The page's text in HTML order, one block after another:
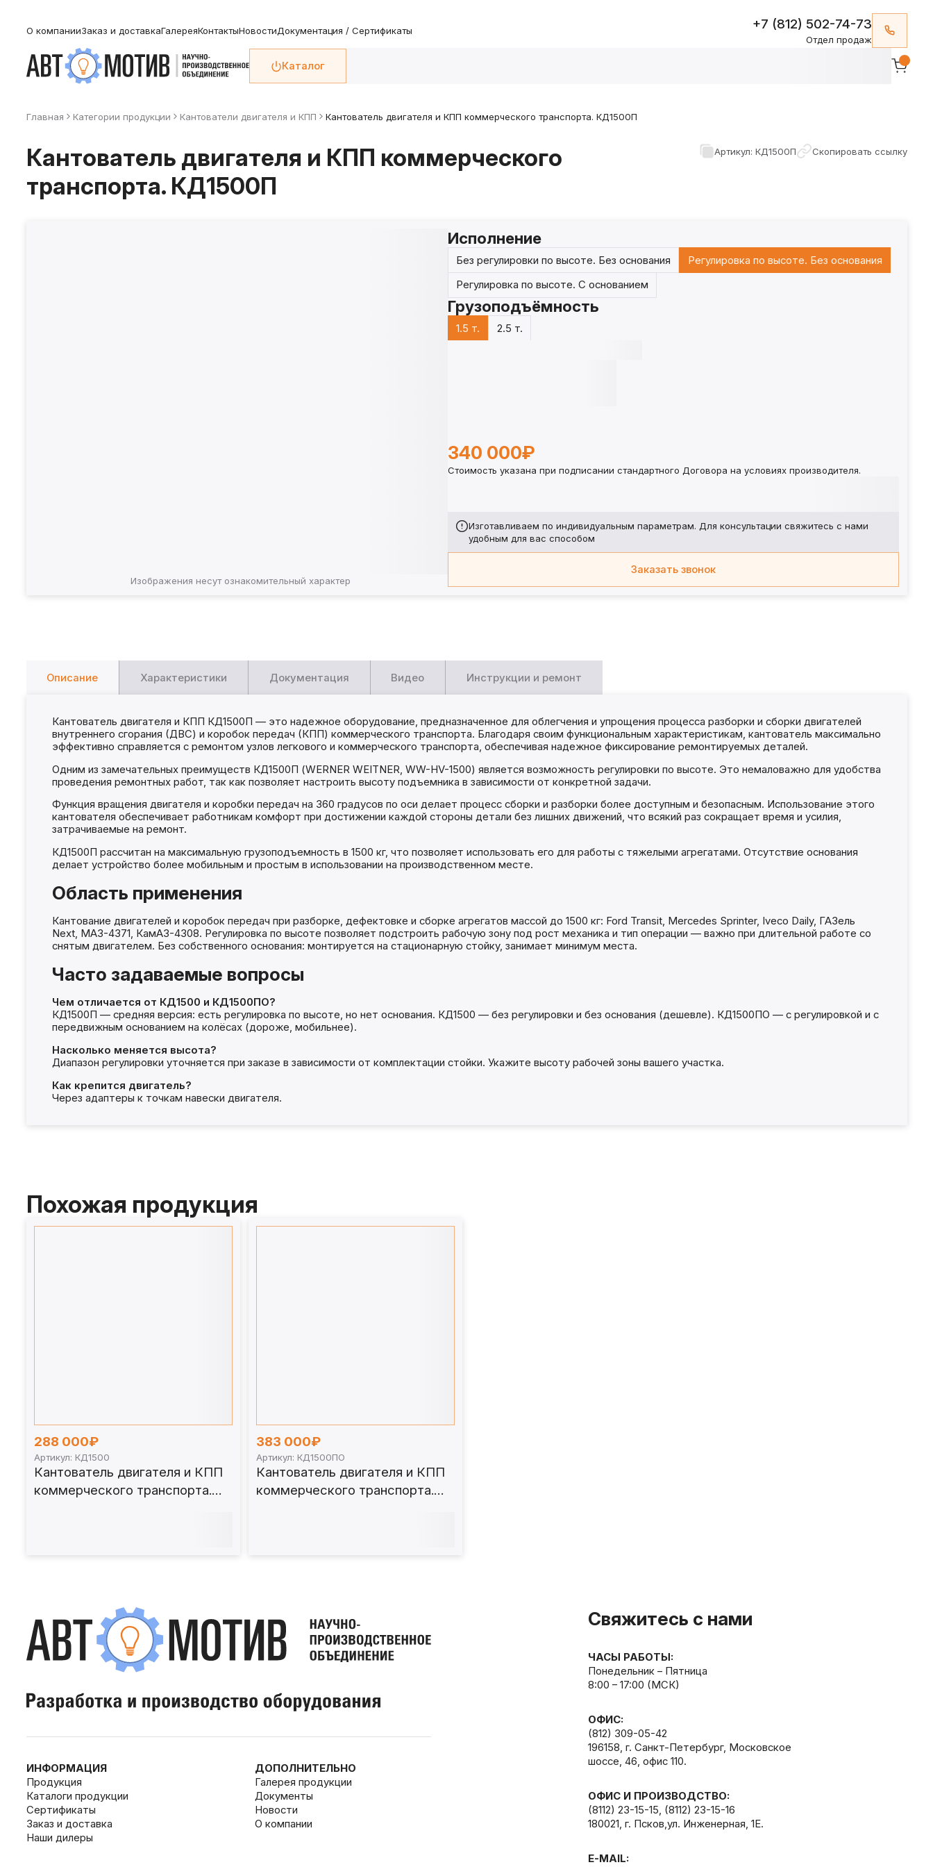
О компанииЗаказ и доставкаГалереяКонтактыНовостиДокументация / Сертификаты +7 (812) 502-74-73
Отдел продаж
Каталог
Главная Категории продукции Кантователи двигателя и КПП Кантователь двигателя и КПП коммерческого транспорта. КД1500П
Кантователь двигателя и КПП коммерческого
транспорта. КД1500П
Артикул: КД1500П Скопировать ссылку
Изображения несут ознакомительный характер
Исполнение
Без регулировки по высоте. Без основания
Регулировка по высоте. Без основания
Регулировка по высоте. С основанием
Грузоподъёмность
1.5 т. 2.5 т.
340 000₽
Стоимость указана при подписании стандартного Договора на условиях производителя.
Изготавливаем по индивидуальным параметрам. Для консультации свяжитесь с нами
удобным для вас способом
Заказать звонок
Описание Характеристики Документация Видео Инструкции и ремонт
Кантователь двигателя и КПП КД1500П — это надежное оборудование, предназначенное для облегчения и упрощения процесса разборки и сборки двигателей
внутреннего сгорания (ДВС) и коробок передач (КПП) коммерческого транспорта. Благодаря своим функциональным характеристикам, кантователь максимально
эффективно справляется с ремонтом узлов легкового и коммерческого транспорта, обеспечивая надежное фиксирование ремонтируемых деталей.
Одним из замечательных преимуществ КД1500П (WERNER WEITNER, WW-HV-1500) является возможность регулировки по высоте. Это немаловажно для удобства
проведения ремонтных работ, так как позволяет настроить высоту подъемника в зависимости от конкретной задачи.
Функция вращения двигателя и коробки передач на 360 градусов по оси делает процесс сборки и разборки более доступным и безопасным. Использование этого
кантователя обеспечивает работникам комфорт при достижении каждой стороны детали без лишних движений, что всякий раз сокращает время и усилия,
затрачиваемые на ремонт.
КД1500П рассчитан на максимальную грузоподъемность в 1500 кг, что позволяет использовать его для работы с тяжелыми агрегатами. Отсутствие основания
делает устройство более мобильным и простым в использовании на производственном месте.
Область применения
Кантование двигателей и коробок передач при разборке, дефектовке и сборке агрегатов массой до 1500 кг: Ford Transit, Mercedes Sprinter, Iveco Daily, ГАЗель
Next, МАЗ-4371, КамАЗ-4308. Регулировка по высоте позволяет подстроить рабочую зону под рост механика и тип операции — важно при длительной работе со
снятым двигателем. Без собственного основания: монтируется на стационарную стойку, занимает минимум места.
Часто задаваемые вопросы
Чем отличается от КД1500 и КД1500ПО?
КД1500П — средняя версия: есть регулировка по высоте, но нет основания. КД1500 — без регулировки и без основания (дешевле). КД1500ПО — с регулировкой и с
передвижным основанием на колёсах (дороже, мобильнее).
Насколько меняется высота?
Диапазон регулировки уточняется при заказе в зависимости от комплектации стойки. Укажите высоту рабочей зоны вашего участка.
Как крепится двигатель?
Через адаптеры к точкам навески двигателя.
Похожая продукция
288 000₽
Артикул: КД1500
Кантователь двигателя и КПП
коммерческого транспорта.
383 000₽
Артикул: КД1500ПО
Кантователь двигателя и КПП
коммерческого транспорта.
ИНФОРМАЦИЯ
Продукция
Каталоги продукции
Сертификаты
Заказ и доставка
Наши дилеры
ДОПОЛНИТЕЛЬНО
Галерея продукции
Документы
Новости
О компании
Свяжитесь с нами
ЧАСЫ РАБОТЫ:
Понедельник – Пятница
8:00 – 17:00 (МСК)
ОФИС:
(812) 309-05-42
196158, г. Санкт-Петербург, Московское
шоссе, 46, офис 110.
ОФИС И ПРОИЗВОДСТВО:
(8112) 23-15-15, (8112) 23-15-16
180021, г. Псков,ул. Инженерная, 1Е.
E-MAIL: